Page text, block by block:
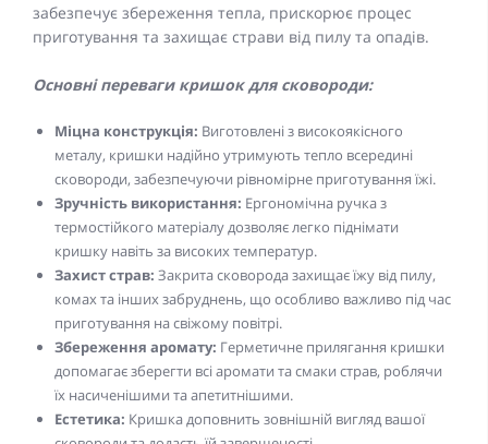
забезпечує збереження тепла, прискорює процес
приготування та захищає страви від пилу та опадів.
Основні переваги кришок для сковороди:
Міцна конструкція: Виготовлені з високоякісного
металу, кришки надійно утримують тепло всередині
сковороди, забезпечуючи рівномірне приготування їжі.
Зручність використання: Ергономічна ручка з
термостійкого матеріалу дозволяє легко піднімати
кришку навіть за високих температур.
Захист страв: Закрита сковорода захищає їжу від пилу,
комах та інших забруднень, що особливо важливо під час
приготування на свіжому повітрі.
Збереження аромату: Герметичне прилягання кришки
допомагає зберегти всі аромати та смаки страв, роблячи
їх насиченішими та апетитнішими.
Естетика: Кришка доповнить зовнішній вигляд вашої